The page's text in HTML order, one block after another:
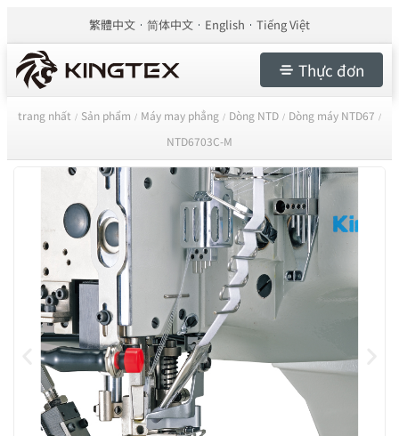
繁體中文 简体中文 English Tiếng Việt
Thực đơn
trang nhất / Sản phẩm / Máy may phẳng / Dòng NTD / Dòng máy NTD67 /
NTD6703C-M